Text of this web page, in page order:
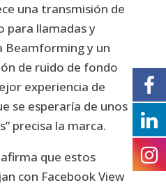
una transmisión de
para llamadas y
Beamforming y un
de ruido de fondo
experiencia de
se esperaría de unos
precisa la marca.
que estos
con Facebook View